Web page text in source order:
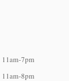
11am-7pm
11am-8pm